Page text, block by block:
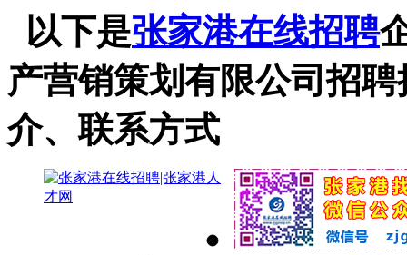
以下是张家港在线招聘
产营销策划有限公司招
介、联系方式